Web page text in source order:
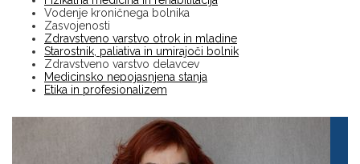
Vodenje kroničnega bolnika
Zasvojenosti
Zdravstveno varstvo otrok in mladine
Starostnik, paliativa in umirajoči bolnik
Zdravstveno varstvo delavcev
Medicinsko nepojasnjena stanja
Etika in profesionalizem